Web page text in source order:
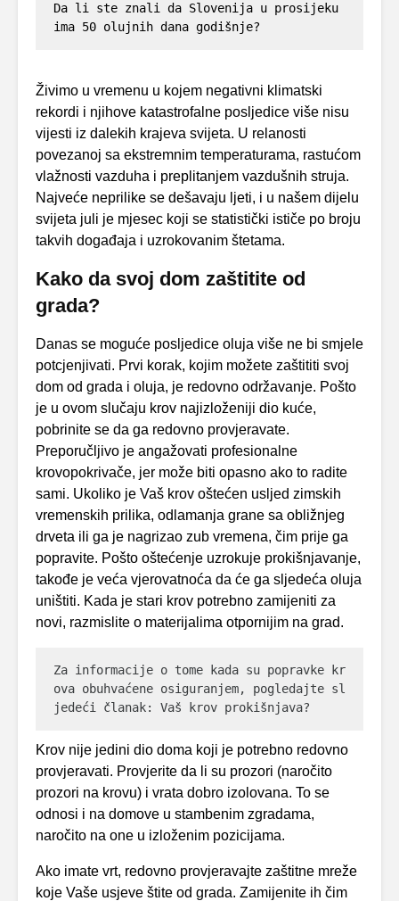
Da li ste znali da Slovenija u prosijeku
ima 50 olujnih dana godišnje?
Živimo u vremenu u kojem negativni klimatski
rekordi i njihove katastrofalne posljedice više nisu
vijesti iz dalekih krajeva svijeta. U relanosti
povezanoj sa ekstremnim temperaturama, rastućom
vlažnosti vazduha i preplitanjem vazdušnih struja.
Najveće neprilike se dešavaju ljeti, i u našem dijelu
svijeta juli je mjesec koji se statistički ističe po broju
takvih događaja i uzrokovanim štetama.
Kako da svoj dom zaštitite od
grada?
Danas se moguće posljedice oluja više ne bi smjele
potcjenjivati. Prvi korak, kojim možete zaštititi svoj
dom od grada i oluja, je redovno održavanje. Pošto
je u ovom slučaju krov najizloženiji dio kuće,
pobrinite se da ga redovno provjeravate.
Preporučljivo je angažovati profesionalne
krovopokrivače, jer može biti opasno ako to radite
sami. Ukoliko je Vaš krov oštećen usljed zimskih
vremenskih prilika, odlamanja grane sa obližnjeg
drveta ili ga je nagrizao zub vremena, čim prije ga
popravite. Pošto oštećenje uzrokuje prokišnjavanje,
takođe je veća vjerovatnoća da će ga sljedeća oluja
uništiti. Kada je stari krov potrebno zamijeniti za
novi, razmislite o materijalima otpornijim na grad.
Za informacije o tome kada su popravke kr
ova obuhvaćene osiguranjem, pogledajte sl
jedeći članak: Vaš krov prokišnjava?
Krov nije jedini dio doma koji je potrebno redovno
provjeravati. Provjerite da li su prozori (naročito
prozori na krovu) i vrata dobro izolovana. To se
odnosi i na domove u stambenim zgradama,
naročito na one u izloženim pozicijama.
Ako imate vrt, redovno provjeravajte zaštitne mreže
koje Vaše usjeve štite od grada. Zamijenite ih čim